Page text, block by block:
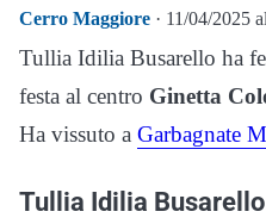
Cerro Maggiore · 11/04/2025
Tullia Idilia Busarello ha
festa al centro Ginetta
Ha vissuto a Garbagnate
Tullia Idilia